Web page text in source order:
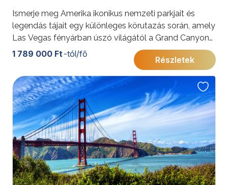
Ismerje meg Amerika ikonikus nemzeti parkjait és
legendás tájait egy különleges körutazás során, amely
Las Vegas fényárban úszó világától a Grand Canyon
fenséges mélységéig vezet. A Monument Valley
vörös sziklái, a Bryce Canyon tündérkéményei és a
Zion lenyűgöző szurdokai egy életre szóló élményt
ígérnek.
További érdekességekért az Amerikai Egyesült
Államokról kattintson ide.
1 789 000 Ft -tól/fő
Részletek